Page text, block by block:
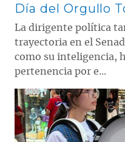
Día del Orgullo
La dirigente política
trayectoria en el
como su inteligencia,
pertenencia por e...
Contenido multimedia